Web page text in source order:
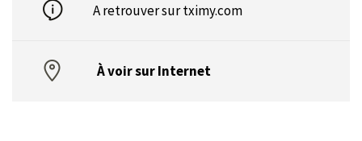
A retrouver surtximy.com
À voir sur Internet